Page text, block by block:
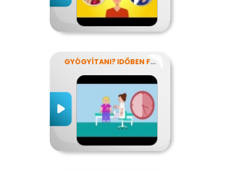
GYÓGYÍTANI? IDŐBEN FELISMERNI!